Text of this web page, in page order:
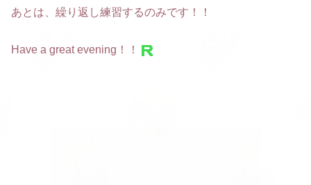
あとは、繰り返し練習するのみです！！
Have a great evening！！